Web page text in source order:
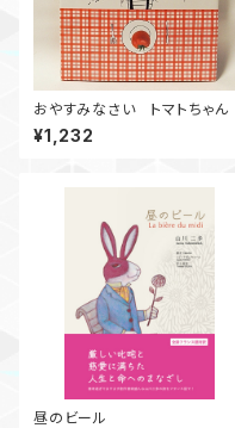
おやすみなさい トマトちゃん
¥1,232
昼のビール